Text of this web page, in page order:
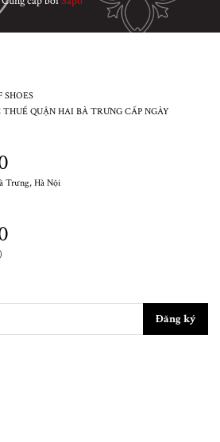
THUẾ QUẬN HAI BÀ TRƯNG CẤP NGÀY
Trưng, Hà Nội
Đăng ký